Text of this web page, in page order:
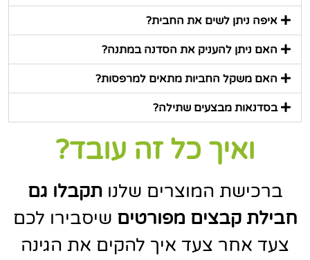
איפה ניתן לשים את החבית?
האם ניתן להעניק את הסדנה במתנה?
האם משקל החביות מתאים למרפסות?
בסדנאות מבצעים שתילה?
ואיך כל זה עובד?
ברכישת המוצרים שלנותקבלו גם
חבילת קבצים מפורטים שיסבירו לכם
צעד אחר צעד איך להקים את הגינה